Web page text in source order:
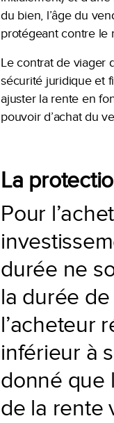
du bien, l’âge du
protégeant contre le
Le contrat de viager
sécurité juridique et
ajuster la rente en
pouvoir d’achat du
La
Pour
durée ne
la durée
l’acheteur
inférieur à
donné que
de la rente